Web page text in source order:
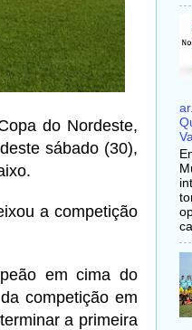
do Nordeste,
sábado (30),
a competição
em cima do
competição em
a primeira